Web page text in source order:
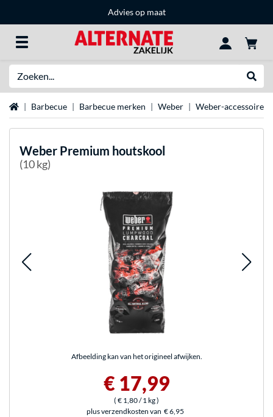
Advies op maat
Home Barbecue Barbecue merken Weber Weber-accessoires
Weber Premium houtskool
(10 kg)
Afbeelding kan van het origineel afwijken.
€ 17,99
( € 1,80/ 1 kg)
plus verzendkosten van € 6,95